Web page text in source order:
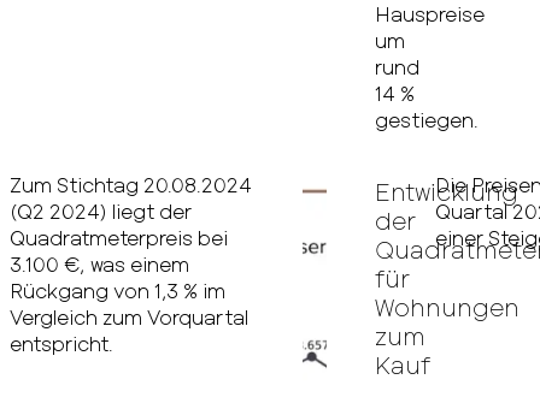
Hauspreise
um
rund
14 %
gestiegen.
Zum Stichtag 20.08.2024
(Q2 2024) liegt der
Quadratmeterpreis bei
3.100 €, was einem
Rückgang von 1,3 % im
Vergleich zum Vorquartal
entspricht.
Entwicklung
der
für
Wohnungen
zum
Kauf
Die
Quartal
einer